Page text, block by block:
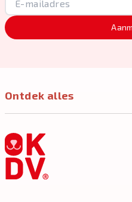
Ontdek alles